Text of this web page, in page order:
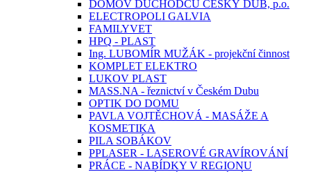
DOMOV DŮCHODCŮ ČESKÝ DUB, p.o.
ELECTROPOLI GALVIA
FAMILYVET
HPQ - PLAST
Ing. LUBOMÍR MUŽÁK - projekční činnost
KOMPLET ELEKTRO
LUKOV PLAST
MASS.NA - řeznictví v Českém Dubu
OPTIK DO DOMU
PAVLA VOJTĚCHOVÁ - MASÁŽE A
KOSMETIKA
PILA SOBÁKOV
PPLASER - LASEROVÉ GRAVÍROVÁNÍ
PRÁCE - NABÍDKY V REGIONU